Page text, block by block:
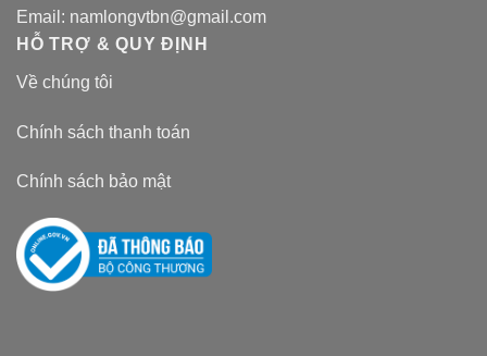
Email: namlongvtbn@gmail.com
HỖ TRỢ & QUY ĐỊNH
Về chúng tôi
Chính sách thanh toán
Chính sách bảo mật